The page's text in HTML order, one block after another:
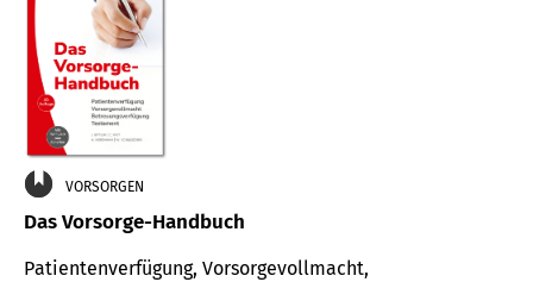
VORSORGEN
Das Vorsorge-Handbuch
Patientenverfügung, Vorsorgevollmacht,